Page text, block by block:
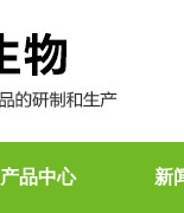
产品中心 新